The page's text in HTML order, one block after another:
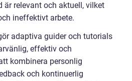
relevant och aktuell, vilket
ineffektivt arbete.
adaptiva guider och tutorials
effektiv och
kombinera personlig
och kontinuerlig